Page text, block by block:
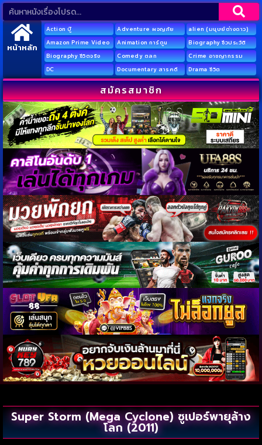
หน้าหลัก
Action บู๊ Adventure ผจญภัย
alien (มนุษย์ต่างดาว)
Amazon Prime Video
Animation การ์ตูน
Biography ชีวประวัติ
Biography ชีวิตจริง
Comedy ตลก
Crime อาชญากรรม
DC
Documentary สารคดี Drama ชีวิต
สมัครสมาชิก
Super Storm (Mega Cyclone) ซูเปอร์พายุล้าง
โลก (2011)